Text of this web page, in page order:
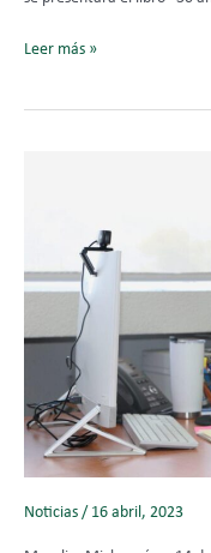
Leer más »
Noticias / 16 abril, 2023